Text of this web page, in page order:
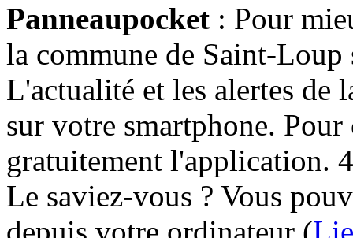
Panneaupocket : Pour
la commune de Saint-Loup
L'actualité et les alertes de
sur votre smartphone.
gratuitement l'application.
Le saviez-vous ? Vous